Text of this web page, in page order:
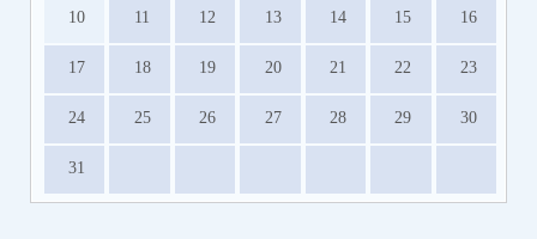
10 11 12 13 14 15 16
17 18 19 20 21 22 23
24 25 26 27 28 29 30
31